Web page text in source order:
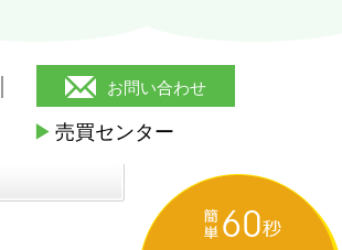
お問い合わせ
▶ 売買センター